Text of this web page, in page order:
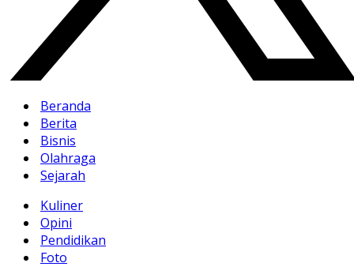
Beranda
Berita
Bisnis
Olahraga
Sejarah
Kuliner
Opini
Pendidikan
Foto